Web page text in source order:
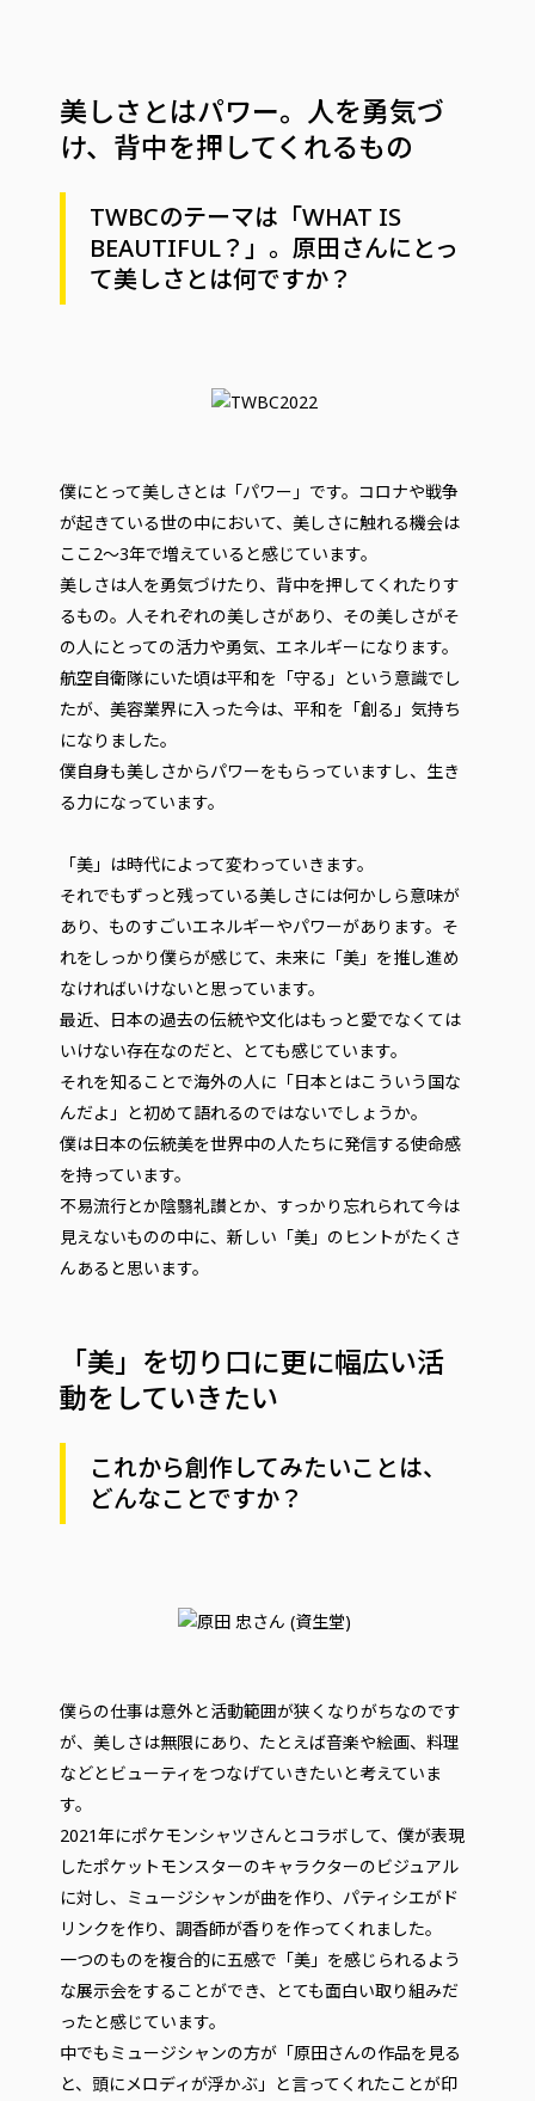
美しさとはパワー。人を勇気づ
け、背中を押してくれるもの
TWBCのテーマは「WHAT IS
BEAUTIFUL？」。原田さんにとっ
て美しさとは何ですか？
僕にとって美しさとは「パワー」です。コロナや戦争
が起きている世の中において、美しさに触れる機会は
ここ2～3年で増えていると感じています。
美しさは人を勇気づけたり、背中を押してくれたりす
るもの。人それぞれの美しさがあり、その美しさがそ
の人にとっての活力や勇気、エネルギーになります。
航空自衛隊にいた頃は平和を「守る」という意識でし
たが、美容業界に入った今は、平和を「創る」気持ち
になりました。
僕自身も美しさからパワーをもらっていますし、生き
る力になっています。
「美」は時代によって変わっていきます。
それでもずっと残っている美しさには何かしら意味が
あり、ものすごいエネルギーやパワーがあります。そ
れをしっかり僕らが感じて、未来に「美」を推し進め
なければいけないと思っています。
最近、日本の過去の伝統や文化はもっと愛でなくては
いけない存在なのだと、とても感じています。
それを知ることで海外の人に「日本とはこういう国な
んだよ」と初めて語れるのではないでしょうか。
僕は日本の伝統美を世界中の人たちに発信する使命感
を持っています。
不易流行とか陰翳礼讃とか、すっかり忘れられて今は
見えないものの中に、新しい「美」のヒントがたくさ
んあると思います。
「美」を切り口に更に幅広い活
動をしていきたい
これから創作してみたいことは、
どんなことですか？
僕らの仕事は意外と活動範囲が狭くなりがちなのです
が、美しさは無限にあり、たとえば音楽や絵画、料理
などとビューティをつなげていきたいと考えていま
す。
2021年にポケモンシャツさんとコラボして、僕が表現
したポケットモンスターのキャラクターのビジュアル
に対し、ミュージシャンが曲を作り、パティシエがド
リンクを作り、調香師が香りを作ってくれました。
一つのものを複合的に五感で「美」を感じられるよう
な展示会をすることができ、とても面白い取り組みだ
ったと感じています。
中でもミュージシャンの方が「原田さんの作品を見る
と、頭にメロディが浮かぶ」と言ってくれたことが印